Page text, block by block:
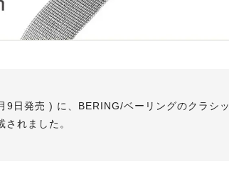
日発売 ) に、BERING/ベーリングのクラシッ
れました。